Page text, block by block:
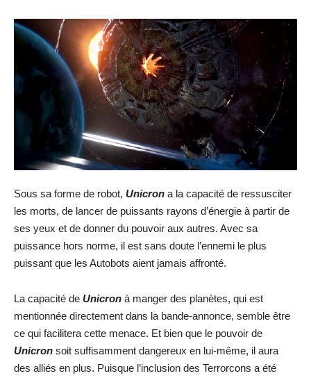
Sous sa forme de robot, Unicron a la capacité de ressusciter
les morts, de lancer de puissants rayons d’énergie à partir de
ses yeux et de donner du pouvoir aux autres. Avec sa
puissance hors norme, il est sans doute l’ennemi le plus
puissant que les Autobots aient jamais affronté.
La capacité de Unicron à manger des planètes, qui est
mentionnée directement dans la bande-annonce, semble être
ce qui facilitera cette menace. Et bien que le pouvoir de
Unicron soit suffisamment dangereux en lui-même, il aura
des alliés en plus. Puisque l’inclusion des Terrorcons a été